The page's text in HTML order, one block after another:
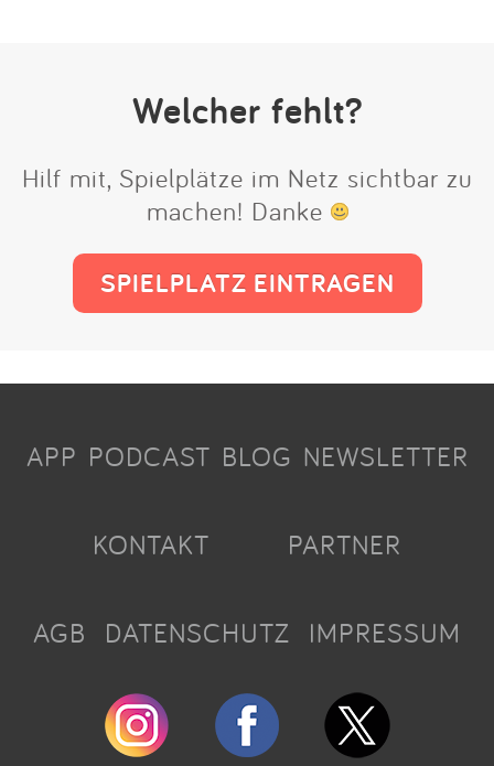
Welcher fehlt?
Hilf mit, Spielplätze im Netz sichtbar zu
machen! Danke
SPIELPLATZ EINTRAGEN
APP PODCAST BLOG NEWSLETTER
KONTAKT PARTNER
AGB DATENSCHUTZ IMPRESSUM